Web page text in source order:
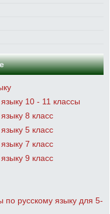
10 - 11 классы
8 класс
5 класс
7 класс
9 класс
русскому языку для 5-